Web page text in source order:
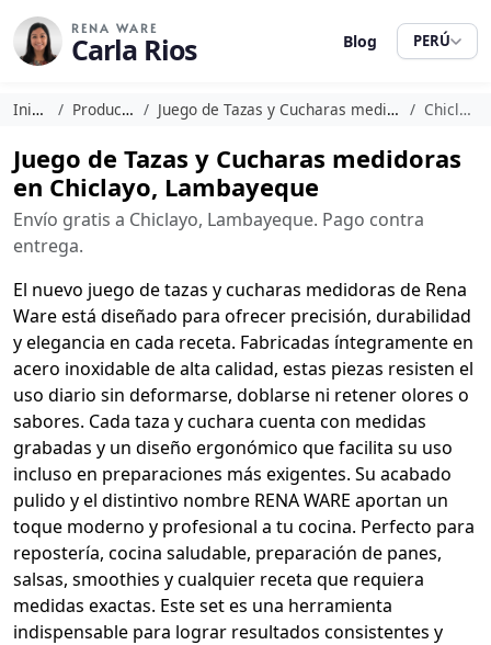
RENA WARE
Carla Rios Blog PERÚ
Inicio Productos Juego de Tazas y Cucharas medidoras Chiclayo
Juego de Tazas y Cucharas medidoras
en Chiclayo, Lambayeque
Envío gratis a Chiclayo, Lambayeque. Pago contra
entrega.
El nuevo juego de tazas y cucharas medidoras de Rena
Ware está diseñado para ofrecer precisión, durabilidad
y elegancia en cada receta. Fabricadas íntegramente en
acero inoxidable de alta calidad, estas piezas resisten el
uso diario sin deformarse, doblarse ni retener olores o
sabores. Cada taza y cuchara cuenta con medidas
grabadas y un diseño ergonómico que facilita su uso
incluso en preparaciones más exigentes. Su acabado
pulido y el distintivo nombre RENA WARE aportan un
toque moderno y profesional a tu cocina. Perfecto para
repostería, cocina saludable, preparación de panes,
salsas, smoothies y cualquier receta que requiera
medidas exactas. Este set es una herramienta
indispensable para lograr resultados consistentes y